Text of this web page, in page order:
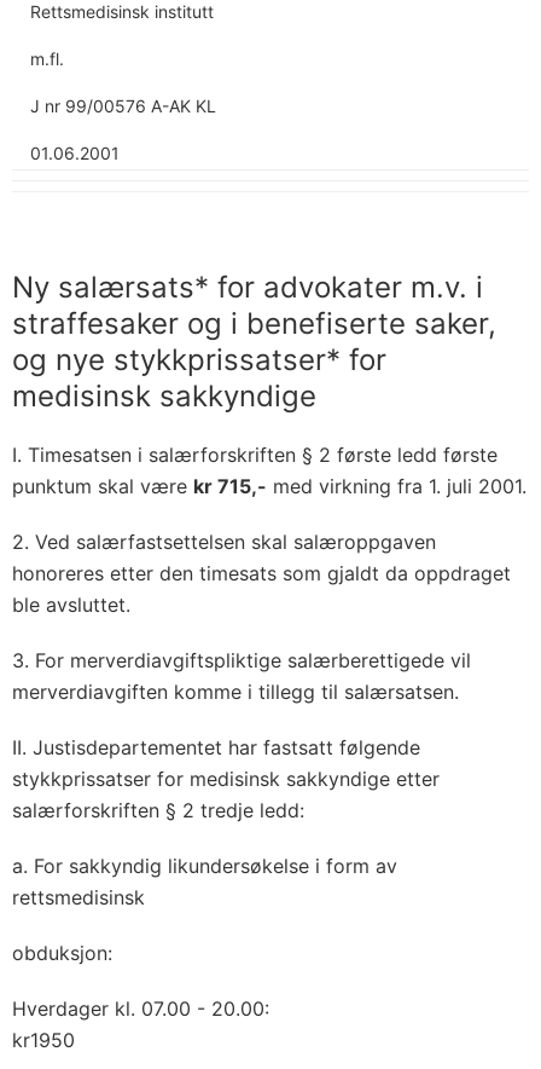
Rettsmedisinsk institutt
m.fl.
J nr 99/00576 A-AK KL
01.06.2001
Ny salærsats* for advokater m.v. i
straffesaker og i benefiserte saker,
og nye stykkprissatser* for
medisinsk sakkyndige
I. Timesatsen i salærforskriften § 2 første ledd første
punktum skal være kr 715,- med virkning fra 1. juli 2001.
2. Ved salærfastsettelsen skal salæroppgaven
honoreres etter den timesats som gjaldt da oppdraget
ble avsluttet.
3. For merverdiavgiftspliktige salærberettigede vil
merverdiavgiften komme i tillegg til salærsatsen.
II. Justisdepartementet har fastsatt følgende
stykkprissatser for medisinsk sakkyndige etter
salærforskriften § 2 tredje ledd:
a. For sakkyndig likundersøkelse i form av
rettsmedisinsk
obduksjon:
Hverdager kl. 07.00 - 20.00:
kr1950